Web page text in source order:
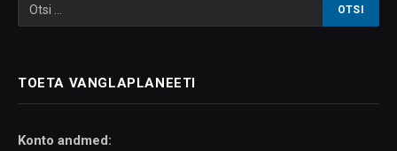
TOETA VANGLAPLANEETI
Konto andmed: